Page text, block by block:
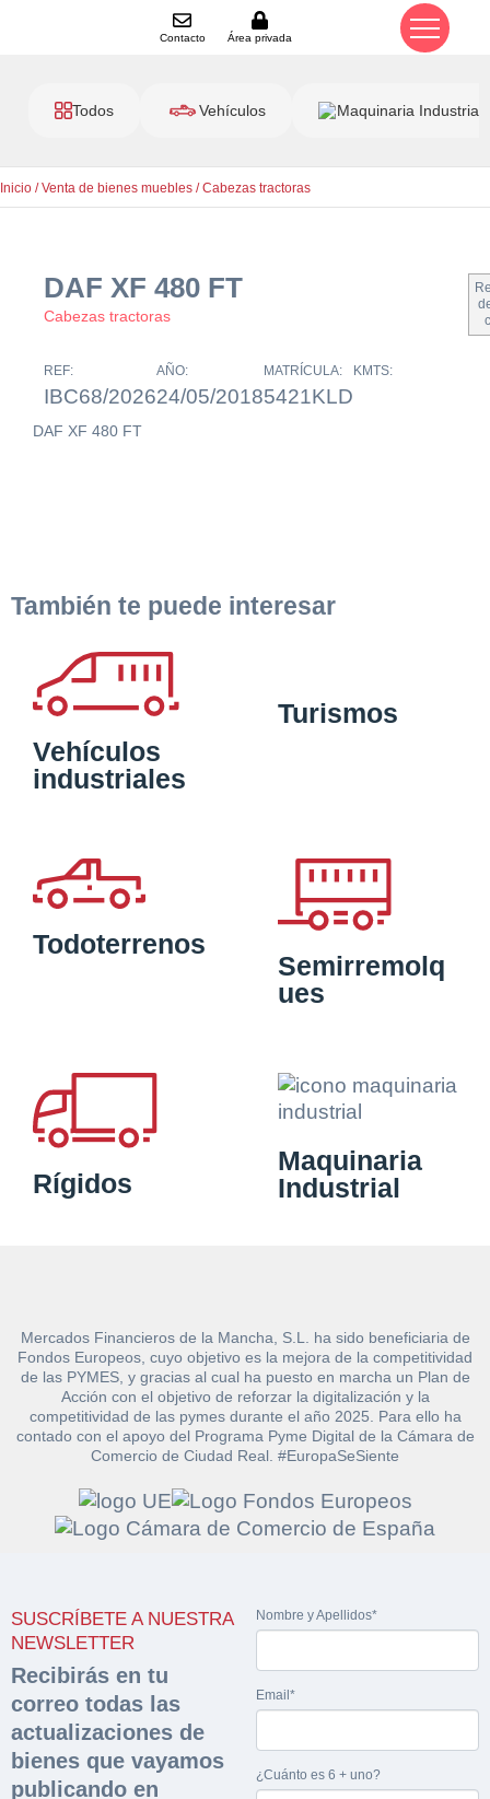
Contacto Área privada
Todos Vehículos Maquinaria Industrial
Inicio /Venta de bienes muebles /Cabezas tractoras
DAF XF 480 FT
Cabezas tractoras
REF:
IBC68/2026
AÑO:
24/05/2018
MATRÍCULA:
5421KLD
KMTS:
DAF XF 480 FT
También te puede interesar
Vehículos
industriales
Turismos
Todoterrenos
Semirremolq
ues
Rígidos
Maquinaria
Industrial
Mercados Financieros de la Mancha, S.L. ha sido beneficiaria de
Fondos Europeos, cuyo objetivo es la mejora de la competitividad
de las PYMES, y gracias al cual ha puesto en marcha un Plan de
Acción con el objetivo de reforzar la digitalización y la
competitividad de las pymes durante el año 2025. Para ello ha
contado con el apoyo del Programa Pyme Digital de la Cámara de
Comercio de Ciudad Real. #EuropaSeSiente
SUSCRÍBETE A NUESTRA
NEWSLETTER
Recibirás en tu
correo todas las
actualizaciones de
bienes que vayamos
publicando en
Nombre y Apellidos*
Email*
¿Cuánto es 6 + uno?
documentación
sobre la peritación
Rellene este formulario y recibirá en su email el
enlace para descargar la documentación
Nombre y Apellidos*
Hacer Oferta
Razón social*
Teléfono*
Sobre Merfinsa
Venta de bienes muebles